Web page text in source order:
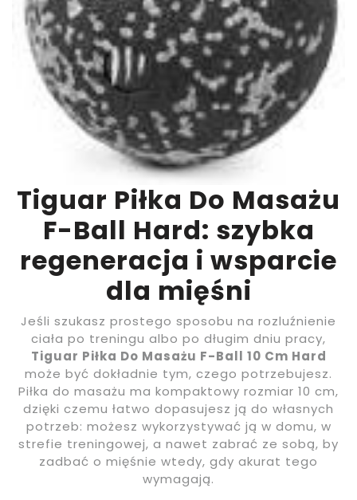
Tiguar Piłka Do Masażu
F-Ball Hard: szybka
regeneracja i wsparcie
dla mięśni
Jeśli szukasz prostego sposobu na rozluźnienie
ciała po treningu albo po długim dniu pracy,
Tiguar Piłka Do Masażu F-Ball 10 Cm Hard
może być dokładnie tym, czego potrzebujesz.
Piłka do masażu ma kompaktowy rozmiar 10 cm,
dzięki czemu łatwo dopasujesz ją do własnych
potrzeb: możesz wykorzystywać ją w domu, w
strefie treningowej, a nawet zabrać ze sobą, by
zadbać o mięśnie wtedy, gdy akurat tego
wymagają.